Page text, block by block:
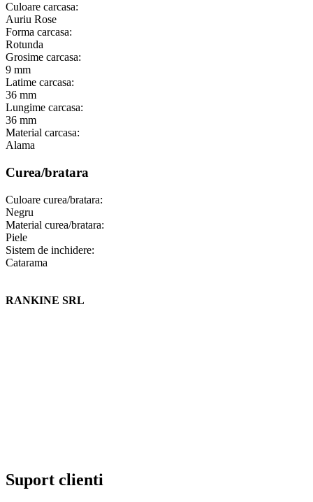
Culoare carcasa:
Auriu Rose
Forma carcasa:
Rotunda
Grosime carcasa:
9 mm
Latime carcasa:
36 mm
Lungime carcasa:
36 mm
Material carcasa:
Alama
Curea/bratara
Culoare curea/bratara:
Negru
Material curea/bratara:
Piele
Sistem de inchidere:
Catarama
RANKINE SRL
Suport clienti